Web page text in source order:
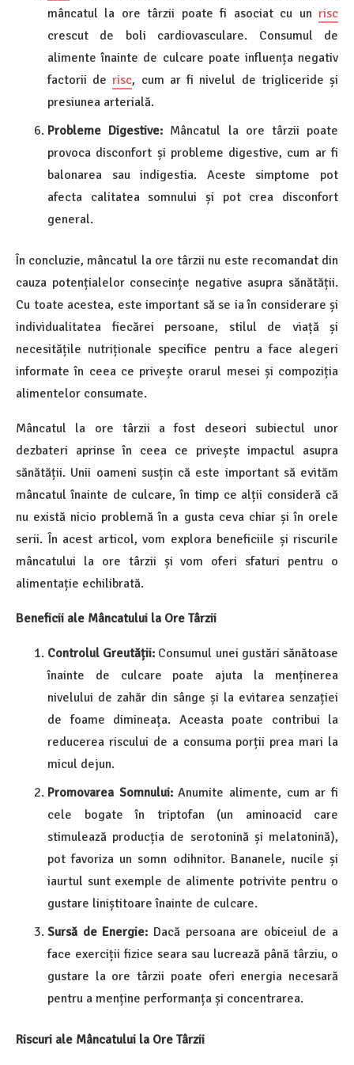
mâncatul la ore târzii poate fi asociat cu un risc
crescut de boli cardiovasculare. Consumul de
alimente înainte de culcare poate influența negativ
factorii derisc, cum ar fi nivelul de trigliceride și
presiunea arterială.
Probleme Digestive: Mâncatul la ore târzii poate
provoca disconfort și probleme digestive, cum ar fi
balonarea sau indigestia. Aceste simptome pot
afecta calitatea somnului și pot crea disconfort
general.
În concluzie, mâncatul la ore târzii nu este recomandat din
cauza potențialelor consecințe negative asupra sănătății.
Cu toate acestea, este important să se ia în considerare și
individualitatea fiecărei persoane, stilul de viață și
necesitățile nutriționale specifice pentru a face alegeri
informate în ceea ce privește orarul mesei și compoziția
alimentelor consumate.
Mâncatul la ore târzii a fost deseori subiectul unor
dezbateri aprinse în ceea ce privește impactul asupra
sănătății. Unii oameni susțin că este important să evităm
mâncatul înainte de culcare, în timp ce alții consideră că
nu există nicio problemă în a gusta ceva chiar și în orele
serii. În acest articol, vom explora beneficiile și riscurile
mâncatului la ore târzii și vom oferi sfaturi pentru o
alimentație echilibrată.
Beneficii ale Mâncatului la Ore Târzii
Controlul Greutății: Consumul unei gustări sănătoase
înainte de culcare poate ajuta la menținerea
nivelului de zahăr din sânge și la evitarea senzației
de foame dimineața. Aceasta poate contribui la
reducerea riscului de a consuma porții prea mari la
micul dejun.
Promovarea Somnului:Anumite alimente, cum ar fi
cele bogate în triptofan (un aminoacid care
stimulează producția de serotonină și melatonină),
pot favoriza un somn odihnitor. Bananele, nucile și
iaurtul sunt exemple de alimente potrivite pentru o
gustare liniștitoare înainte de culcare.
Sursă de Energie: Dacă persoana are obiceiul de a
face exerciții fizice seara sau lucrează până târziu, o
gustare la ore târzii poate oferi energia necesară
pentru a menține performanța și concentrarea.
Riscuri ale Mâncatului la Ore Târzii